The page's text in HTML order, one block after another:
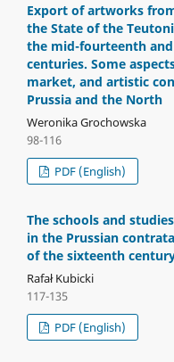
Export of artworks
the State of the
the mid-fourteenth
centuries. Some
market, and artistic
Prussia and the North
Weronika Grochowska
98-116
PDF (English)
The schools and
in the Prussian
of the sixteenth
Rafał Kubicki
117-135
PDF (English)